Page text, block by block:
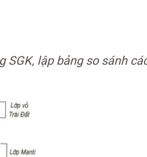
SGK, lập bảng so sánh